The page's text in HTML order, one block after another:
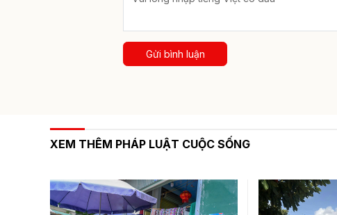
Gửi bình luận
XEM THÊM PHÁP LUẬT CUỘC SỐNG